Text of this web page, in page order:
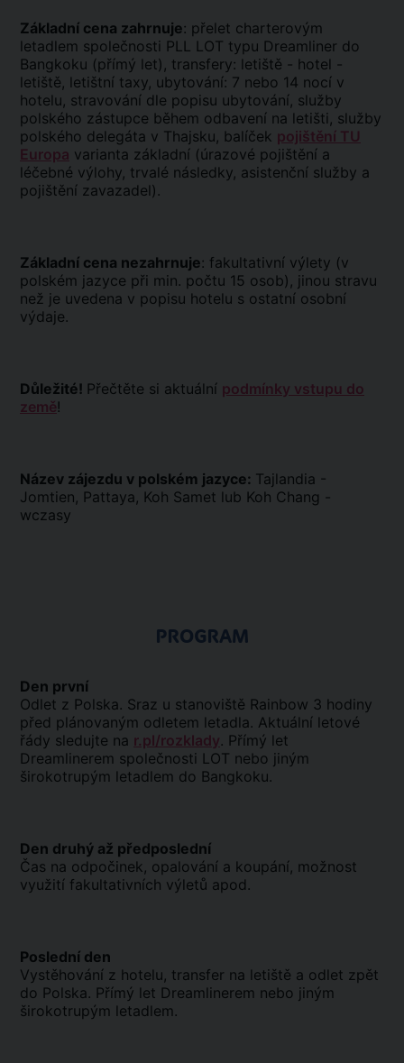
Základní cena zahrnuje: přelet charterovým
letadlem společnosti PLL LOT typu Dreamliner do
Bangkoku (přímý let), transfery: letiště - hotel -
letiště, letištní taxy, ubytování: 7 nebo 14 nocí v
hotelu, stravování dle popisu ubytování, služby
polského zástupce během odbavení na letišti, služby
polského delegáta v Thajsku, balíček pojištění TU
Europa varianta základní (úrazové pojištění a
léčebné výlohy, trvalé následky, asistenční služby a
pojištění zavazadel).
Základní cena nezahrnuje: fakultativní výlety (v
polském jazyce při min. počtu 15 osob), jinou stravu
než je uvedena v popisu hotelu s ostatní osobní
výdaje.
Důležité! Přečtěte si aktuální podmínky vstupu do
země!
Název zájezdu v polském jazyce: Tajlandia -
Jomtien, Pattaya, Koh Samet lub Koh Chang -
wczasy
PROGRAM
Den první
Odlet z Polska. Sraz u stanoviště Rainbow 3 hodiny
před plánovaným odletem letadla. Aktuální letové
řády sledujte na r.pl/rozklady. Přímý let
Dreamlinerem společnosti LOT nebo jiným
širokotrupým letadlem do Bangkoku.
Den druhý až předposlední
Čas na odpočinek, opalování a koupání, možnost
využití fakultativních výletů apod.
Poslední den
Vystěhování z hotelu, transfer na letiště a odlet zpět
do Polska. Přímý let Dreamlinerem nebo jiným
širokotrupým letadlem.